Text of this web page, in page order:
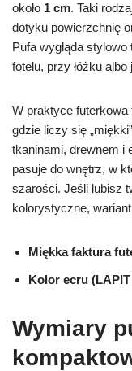
około 1 cm. Taki
dotyku powierzchnię
Pufa wygląda
fotelu, przy łóżku
W praktyce
gdzie liczy się
tkaninami, drewnem i
pasuje do wnętrz, w
szarości. Jeśli lubisz
kolorystyczne,
Miękka faktura
Kolor ecru (LAPIT
Wymiary